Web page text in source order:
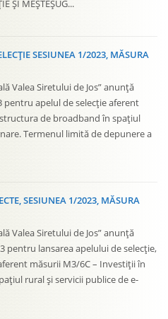
CONCURS PLANURI DE
PLANURI DE AFACERI
CONCURS PLANURI DE
SESIUNE DE DEPUNERE
ȘI MEȘTEȘUG...
SESIUNEA 1/2023, MĂSURA
Valea Siretului de Jos” anunță
pentru apelul de selecție aferent
de broadband în spațiul
Termenul limită de depunere a
SESIUNEA 1/2023, MĂSURA
Valea Siretului de Jos” anunță
pentru lansarea apelului de selecție,
măsurii M3/6C – Investiții în
rural și servicii publice de e-